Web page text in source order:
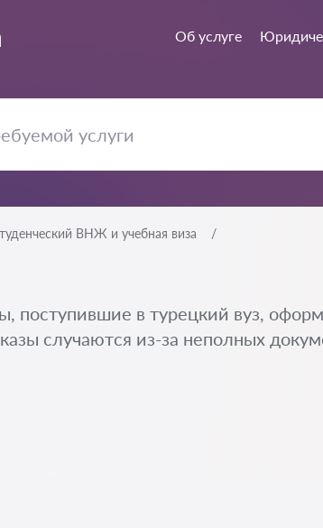
Об услуге
ВНЖ и учебная виза
поступившие в турецкий вуз,
случаются из-за неполных